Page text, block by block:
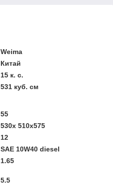
Weima
Китай
15 к. с.
531 куб. см
55
530x 510x575
12
SAE 10W40 diesel
1.65
5.5